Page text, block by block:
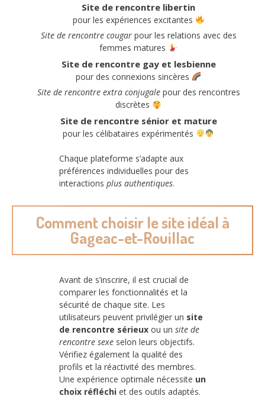
Site de rencontre libertin
pour les expériences excitantes
Site de rencontre cougarpour les relations avec des
femmes matures
Site de rencontre gay et lesbienne
pour des connexions sincères
Site de rencontre extra conjugalepour des rencontres
discrètes
Site de rencontre sénior et mature
pour les célibataires expérimentés
Chaque plateforme s’adapte aux
préférences individuelles pour des
interactions plus authentiques.
Comment choisir le site idéal à
Gageac-et-Rouillac
Avant de s’inscrire, il est crucial de
comparer les fonctionnalités et la
sécurité de chaque site. Les
utilisateurs peuvent privilégier un site
de rencontre sérieux ou un site de
rencontre sexe selon leurs objectifs.
Vérifiez également la qualité des
profils et la réactivité des membres.
Une expérience optimale nécessite un
choix réfléchi et des outils adaptés.